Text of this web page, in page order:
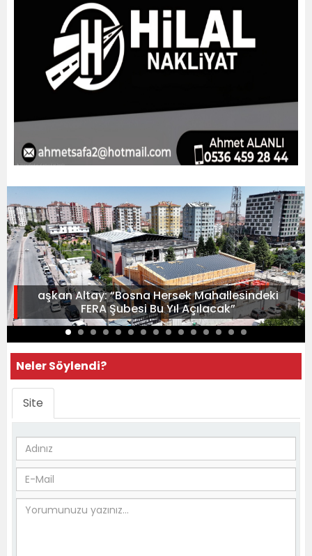
aşkan Altay: “Bosna Hersek Mahallesindeki
FERA Şubesi Bu Yıl Açılacak”
Neler Söylendi?
Site